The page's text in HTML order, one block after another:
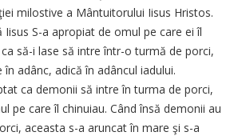
milostive a Mântuitorului Iisus Hristos.
Iisus S-a apropiat de omul pe care ei îl
să-i lase să intre într-o turmă de porci,
adânc, adică în adâncul iadului.
ca demonii să intre în turma de porci,
pe care îl chinuiau. Când însă demonii au
aceasta s-a aruncat în mare şi s-a